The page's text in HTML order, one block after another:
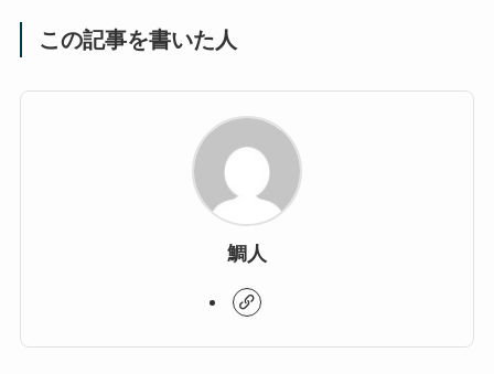
この記事を書いた人
鯛人